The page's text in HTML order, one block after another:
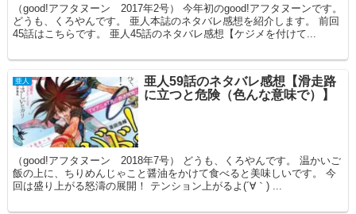
（good!アフタヌーン 2017年2号） 今年初のgood!アフタヌーンです。
どうも、くろやんです。 亜人本誌のネタバレ感想を紹介します。 前回
45話はこちらです。 亜人45話のネタバレ感想【ケジメを付けて...
亜人
亜人59話のネタバレ感想【滑走路
に立つと危険（色んな意味で）】
（good!アフタヌーン 2018年7号） どうも、くろやんです。 温かいご
飯の上に、ちりめんじゃこと醤油をかけて食べると美味しいです。 今
回は盛り上がる怒濤の展開！ テンション上がるよ(´∀｀) ...